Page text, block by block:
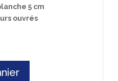
5 cm
ouvrés